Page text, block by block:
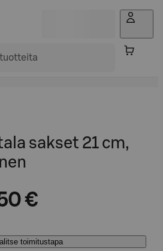
sakset 21 cm,
€
toimitustapa